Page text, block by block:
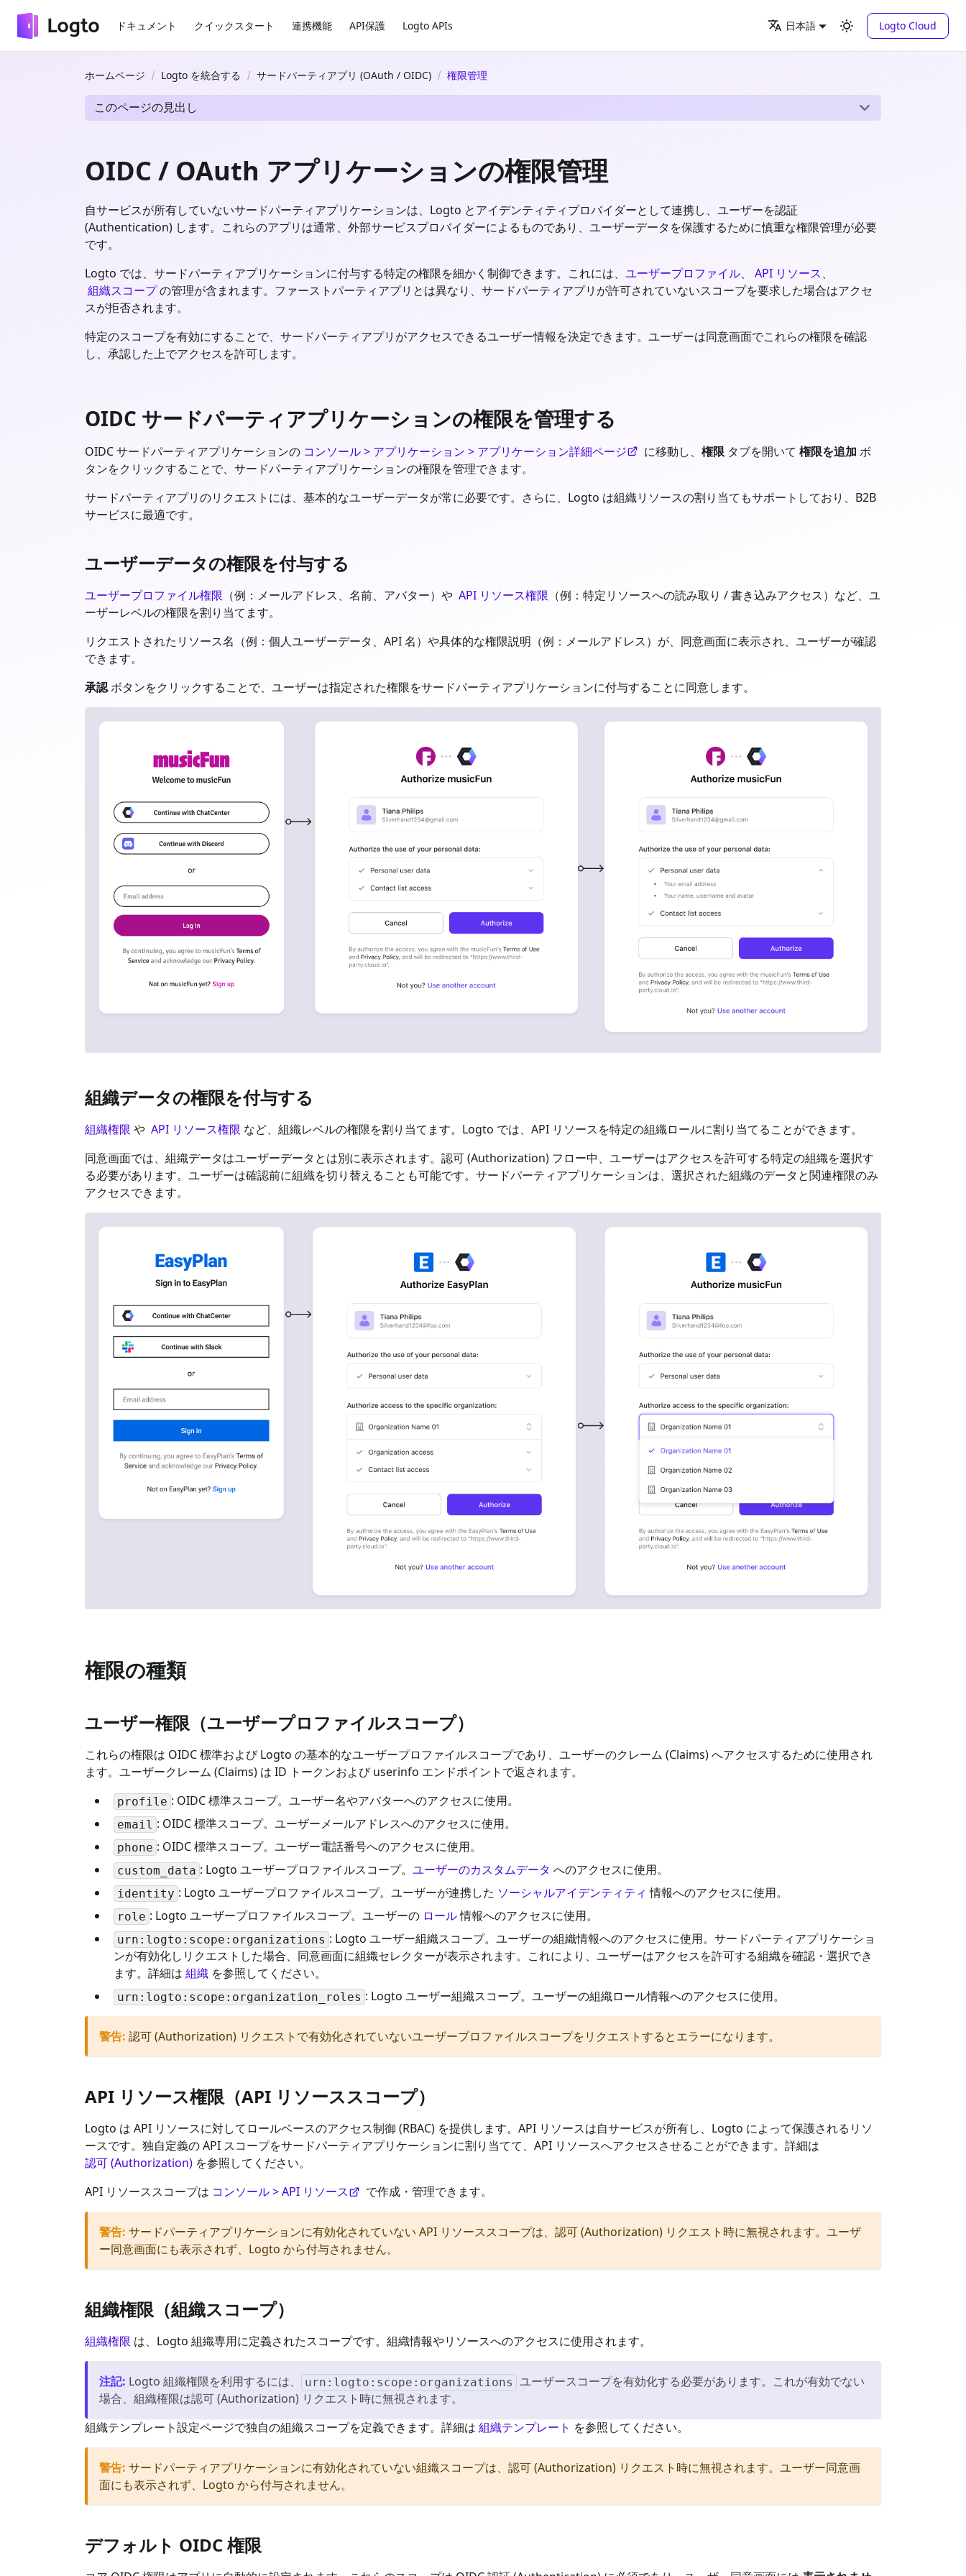
ドキュメント クイックスタート 連携機能 API保護 Logto APIs 日本語 Logto Cloud
ホームページ Logto を統合する サードパーティアプリ (OAuth / OIDC) 権限管理
このページの見出し
OIDC / OAuth アプリケーションの権限管理
自サービスが所有していないサードパーティアプリケーションは、Logto とアイデンティティプロバイダーとして連携し、ユーザーを認証
(Authentication) します。これらのアプリは通常、外部サービスプロバイダーによるものであり、ユーザーデータを保護するために慎重な権限管理が必要
です。
Logto では、サードパーティアプリケーションに付与する特定の権限を細かく制御できます。これには、 ユーザープロファイル、 API リソース、
組織スコープの管理が含まれます。ファーストパーティアプリとは異なり、サードパーティアプリが許可されていないスコープを要求した場合はアクセ
スが拒否されます。
特定のスコープを有効にすることで、サードパーティアプリがアクセスできるユーザー情報を決定できます。ユーザーは同意画面でこれらの権限を確認
し、承認した上でアクセスを許可します。
OIDC サードパーティアプリケーションの権限を管理する
OIDC サードパーティアプリケーションの コンソール > アプリケーション > アプリケーション詳細ページ に移動し、 権限 タブを開いて 権限を追加 ボ
タンをクリックすることで、サードパーティアプリケーションの権限を管理できます。
サードパーティアプリのリクエストには、基本的なユーザーデータが常に必要です。さらに、Logto は組織リソースの割り当てもサポートしており、B2B
サービスに最適です。
ユーザーデータの権限を付与する
ユーザープロファイル権限 （例：メールアドレス、名前、アバター）や API リソース権限 （例：特定リソースへの読み取り / 書き込みアクセス）など、ユ
ーザーレベルの権限を割り当てます。
リクエストされたリソース名（例：個人ユーザーデータ、API 名）や具体的な権限説明（例：メールアドレス）が、同意画面に表示され、ユーザーが確認
できます。
承認ボタンをクリックすることで、ユーザーは指定された権限をサードパーティアプリケーションに付与することに同意します。
組織データの権限を付与する
組織権限 や API リソース権限 など、組織レベルの権限を割り当てます。Logto では、API リソースを特定の組織ロールに割り当てることができます。
同意画面では、組織データはユーザーデータとは別に表示されます。認可 (Authorization) フロー中、ユーザーはアクセスを許可する特定の組織を選択す
る必要があります。ユーザーは確認前に組織を切り替えることも可能です。サードパーティアプリケーションは、選択された組織のデータと関連権限のみ
アクセスできます。
権限の種類
ユーザー権限（ユーザープロファイルスコープ）
これらの権限は OIDC 標準および Logto の基本的なユーザープロファイルスコープであり、ユーザーのクレーム (Claims) へアクセスするために使用され
ます。ユーザークレーム (Claims) は ID トークンおよび userinfo エンドポイントで返されます。
profile : OIDC 標準スコープ。ユーザー名やアバターへのアクセスに使用。
email : OIDC 標準スコープ。ユーザーメールアドレスへのアクセスに使用。
phone : OIDC 標準スコープ。ユーザー電話番号へのアクセスに使用。
custom_data : Logto ユーザープロファイルスコープ。 ユーザーのカスタムデータ へのアクセスに使用。
identity : Logto ユーザープロファイルスコープ。ユーザーが連携した ソーシャルアイデンティティ 情報へのアクセスに使用。
role : Logto ユーザープロファイルスコープ。ユーザーの ロール情報へのアクセスに使用。
urn:logto:scope:organizations : Logto ユーザー組織スコープ。ユーザーの組織情報へのアクセスに使用。サードパーティアプリケーショ
ンが有効化しリクエストした場合、同意画面に組織セレクターが表示されます。これにより、ユーザーはアクセスを許可する組織を確認・選択でき
ます。詳細は 組織 を参照してください。
urn:logto:scope:organization_roles : Logto ユーザー組織スコープ。ユーザーの組織ロール情報へのアクセスに使用。
警告: 認可 (Authorization) リクエストで有効化されていないユーザープロファイルスコープをリクエストするとエラーになります。
API リソース権限（API リソーススコープ）
Logto は API リソースに対してロールベースのアクセス制御 (RBAC) を提供します。API リソースは自サービスが所有し、Logto によって保護されるリソ
ースです。独自定義の API スコープをサードパーティアプリケーションに割り当てて、API リソースへアクセスさせることができます。詳細は
認可 (Authorization) を参照してください。
API リソーススコープは コンソール > API リソース で作成・管理できます。
警告: サードパーティアプリケーションに有効化されていない API リソーススコープは、認可 (Authorization) リクエスト時に無視されます。ユーザ
ー同意画面にも表示されず、Logto から付与されません。
組織権限（組織スコープ）
組織権限 は、Logto 組織専用に定義されたスコープです。組織情報やリソースへのアクセスに使用されます。
注記: Logto 組織権限を利用するには、 urn:logto:scope:organizations ユーザースコープを有効化する必要があります。これが有効でない
場合、組織権限は認可 (Authorization) リクエスト時に無視されます。
組織テンプレート設定ページで独自の組織スコープを定義できます。詳細は 組織テンプレート を参照してください。
警告: サードパーティアプリケーションに有効化されていない組織スコープは、認可 (Authorization) リクエスト時に無視されます。ユーザー同意画
面にも表示されず、Logto から付与されません。
デフォルト OIDC 権限